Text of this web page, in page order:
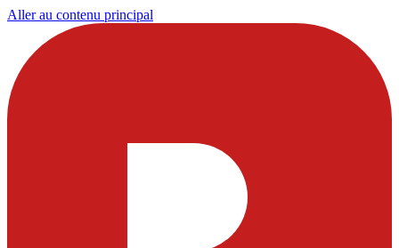
Aller au contenu principal